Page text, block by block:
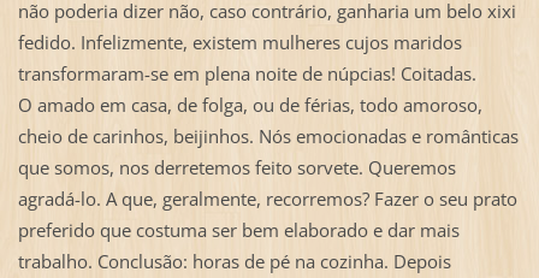
não poderia dizer não, caso contrário, ganharia um belo xixi
fedido. Infelizmente, existem mulheres cujos maridos
transformaram-se em plena noite de núpcias! Coitadas.
O amado em casa, de folga, ou de férias, todo amoroso,
cheio de carinhos, beijinhos. Nós emocionadas e românticas
que somos, nos derretemos feito sorvete. Queremos
agradá-lo. A que, geralmente, recorremos? Fazer o seu prato
preferido que costuma ser bem elaborado e dar mais
trabalho. Conclusão: horas de pé na cozinha. Depois